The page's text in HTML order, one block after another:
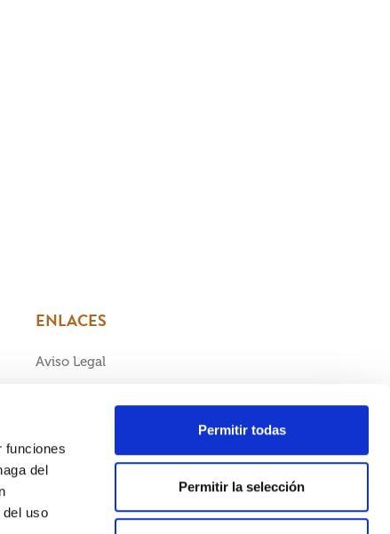
funciones
del
uso
Permitir todas
Permitir la selección
ENLACES
Aviso Legal
Condiciones generales de venta